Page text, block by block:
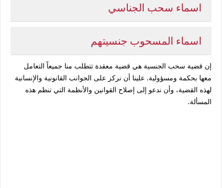
اسماء سحب الجناسي
اسماء المسحوب جنسيتهم
إن قضية سحب الجنسية هي قضية معقدة تتطلب منا جميعاً التعامل
معها بحكمة ومسؤولية. علينا أن نركز على الجوانب القانونية والإنسانية
لهذه القضية، وأن ندعو إلى إصلاح القوانين والأنظمة التي تنظم هذه
المسألة.